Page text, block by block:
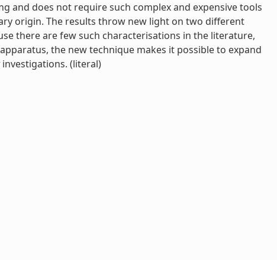
and does not require such complex and expensive tools
origin. The results throw new light on two different
there are few such characterisations in the literature,
the new technique makes it possible to expand
(literal)